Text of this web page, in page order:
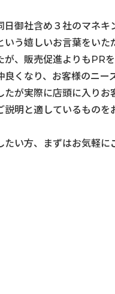
御社含め３社のマネ
う嬉しいお言葉をいた
、販売促進よりもPR
くなり、お客様のニ
が実際に店頭に入り
明と適しているもの
い方、まずはお気軽に